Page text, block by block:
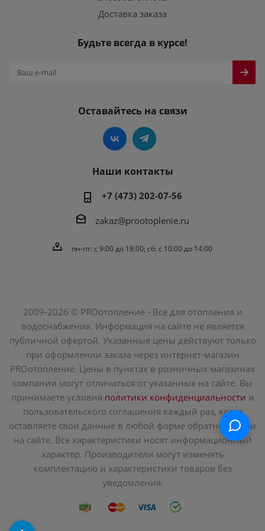
Доставка заказа
Будьте всегда в курсе!
Оставайтесь на связи
Наши контакты
+7 (473) 202-07-56
zakaz@prootoplenie.ru
пн-пт: c 9:00 до 18:00; сб: с 10:00 до 14:00
2009-2026 © PROотопление - Все для отопления и
водоснабжения. Информация на сайте не является
публичной офертой. Указанные цены действуют только
при оформлении заказа через интернет-магазин
PROотопление. Цены в пунктах в розничных магазинах
компании могут отличаться от указанных на сайте. Вы
принимаете условия политики конфиденциальности и
пользовательского соглашения каждый раз, когда
оставляете свои данные в любой форме обратной связи
на сайте. Все характеристики носят информационный
характер. Производители могут изменять
комплектацию и характеристики товаров без
уведомления.